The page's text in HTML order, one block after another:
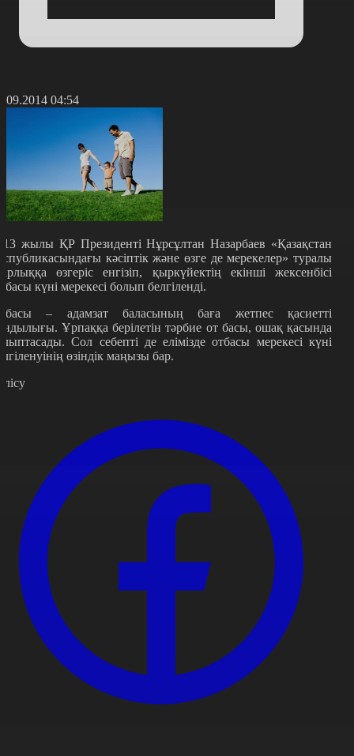
04:54
жылы ҚР Президенті Нұрсұлтан Назарбаев «Қазақстан
кәсіптік және өзге де мерекелер» туралы
өзгеріс енгізіп, қыркүйектің екінші жексенбісі
күні мерекесі болып белгіленді.
– адамзат баласының баға жетпес қасиетті
Ұрпаққа берілетін тәрбие от басы, ошақ қасында
Сол себепті де елімізде отбасы мерекесі күні
өзіндік маңызы бар.